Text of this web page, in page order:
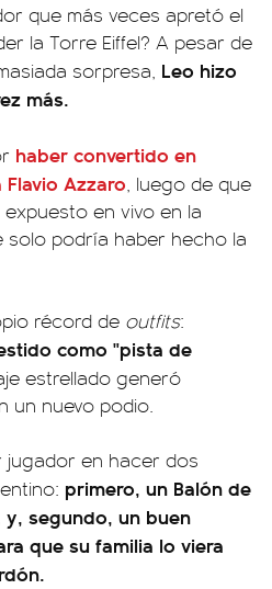
que más veces apretó el
la Torre Eiffel? A pesar de
sorpresa, Leo hizo
más.
haber convertido en
Azzaro, luego de que
en vivo en la
solo podría haber hecho la
récord de outfits:
como "pista de
estrellado generó
un nuevo podio.
jugador en hacer dos
primero, un Balón de
segundo, un buen
que su familia lo viera